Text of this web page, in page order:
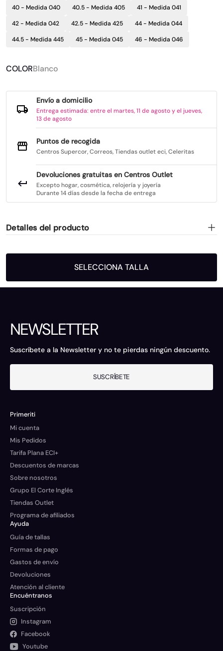
40 - Medida 040
40.5 - Medida 405
41 - Medida 041
42 - Medida 042
42.5 - Medida 425
44 - Medida 044
44.5 - Medida 445
45 - Medida 045 46 - Medida 046
COLORBlanco
Envío a domicilio
Entrega estimada: entre el martes, 11 de agosto y el jueves,
13 de agosto
Puntos de recogida
Centros Supercor, Correos, Tiendas outlet eci, Celeritas
Devoluciones gratuitas en Centros Outlet
Excepto hogar, cosmética, relojería y joyería
Durante 14 días desde la fecha de entrega
Detalles del producto
SELECCIONA TALLA
NEWSLETTER
Suscríbete a la Newsletter y no te pierdas ningún descuento.
SUSCRÍBETE
Primeriti
Mi cuenta
Mis Pedidos
Tarifa Plana ECI+
Descuentos de marcas
Sobre nosotros
Grupo El Corte Inglés
Tiendas Outlet
Programa de afiliados
Ayuda
Guía de tallas
Formas de pago
Gastos de envío
Devoluciones
Atención al cliente
Encuéntranos
Suscripción
Instagram
Facebook
Youtube